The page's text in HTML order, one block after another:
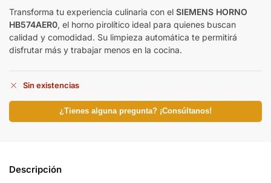
Transforma tu experiencia culinaria con el SIEMENS HORNO
HB574AER0, el horno pirolítico ideal para quienes buscan
calidad y comodidad. Su limpieza automática te permitirá
disfrutar más y trabajar menos en la cocina.
Sin existencias
¿Tienes alguna pregunta? ¡Consúltanos!
Descripción